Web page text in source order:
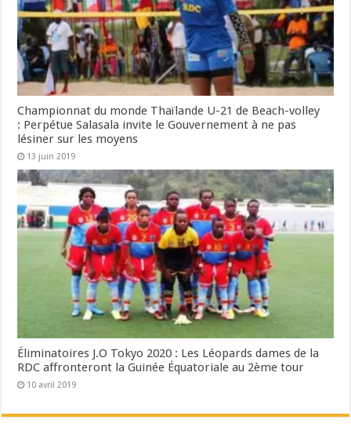
Championnat du monde Thaïlande U-21 de Beach-volley
: Perpétue Salasala invite le Gouvernement à ne pas
lésiner sur les moyens
13 juin 2019
Éliminatoires J.O Tokyo 2020 : Les Léopards dames de la
RDC affronteront la Guinée Équatoriale au 2ème tour
10 avril 2019